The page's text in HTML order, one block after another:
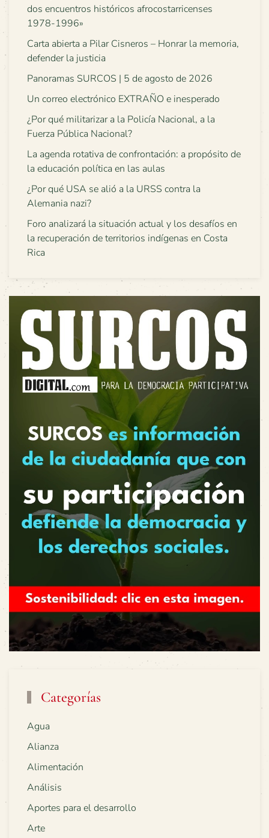
dos encuentros históricos afrocostarricenses
1978-1996»
Carta abierta a Pilar Cisneros – Honrar la memoria,
defender la justicia
Panoramas SURCOS | 5 de agosto de 2026
Un correo electrónico EXTRAÑO e inesperado
¿Por qué militarizar a la Policía Nacional, a la
Fuerza Pública Nacional?
La agenda rotativa de confrontación: a propósito de
la educación política en las aulas
¿Por qué USA se alió a la URSS contra la
Alemania nazi?
Foro analizará la situación actual y los desafíos en
la recuperación de territorios indígenas en Costa
Rica
Categorías
Agua
Alianza
Alimentación
Análisis
Aportes para el desarrollo
Arte